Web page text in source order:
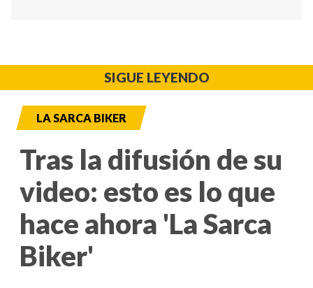
SIGUE LEYENDO
LA SARCA BIKER
Tras la difusión de su
video: esto es lo que
hace ahora 'La Sarca
Biker'